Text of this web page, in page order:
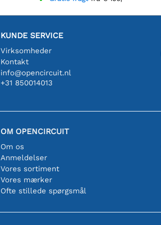
KUNDE SERVICE
Virksomheder
Kontakt
info@opencircuit.nl
+31 850014013
OM OPENCIRCUIT
Om os
Anmeldelser
Vores sortiment
Vores mærker
Ofte stillede spørgsmål